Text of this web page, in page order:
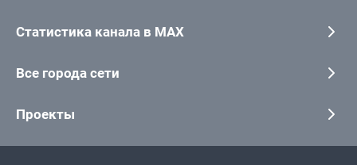
Статистика канала в MAX
Все города сети
Проекты